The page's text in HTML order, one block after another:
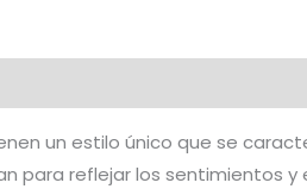
un estilo único que se
para reflejar los sentimientos